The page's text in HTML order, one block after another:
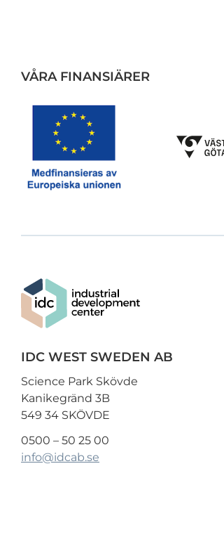
VÅRA FINANSIÄRER
IDC WEST SWEDEN AB
Science Park Skövde
Kanikegränd 3B
549 34 SKÖVDE
0500 – 50 25 00
info@idcab.se